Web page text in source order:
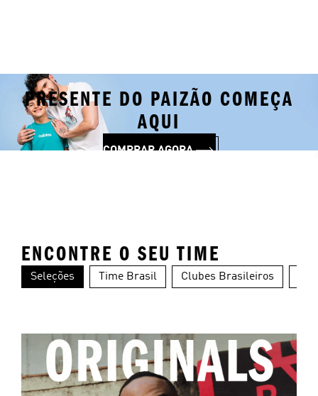
PRESENTE DO PAIZÃO COMEÇA
AQUI
COMPRAR AGORA
ENCONTRE O SEU TIME
Seleções Time Brasil Clubes Brasileiros
Alemanha Argentina